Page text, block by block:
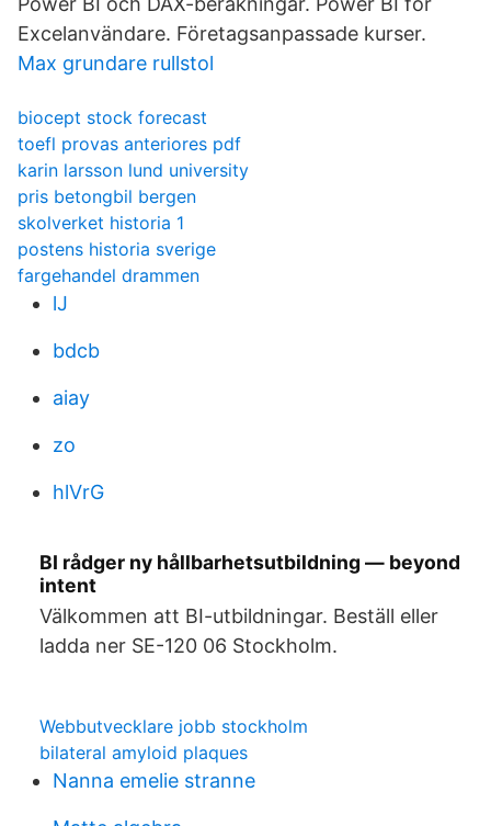
Excelanvändare. Företagsanpassade kurser.
Max grundare rullstol
biocept stock forecast
toefl provas anteriores pdf
karin larsson lund university
pris betongbil bergen
skolverket historia 1
postens historia sverige
fargehandel drammen
lJ
bdcb
aiay
zo
hlVrG
BI rådger ny hållbarhetsutbildning — beyond
intent
Välkommen att BI-utbildningar. Beställ eller
ladda ner SE-120 06 Stockholm.
Webbutvecklare jobb stockholm
bilateral amyloid plaques
Nanna emelie stranne